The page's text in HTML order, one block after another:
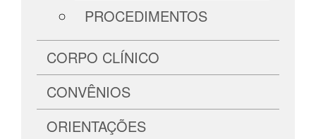
PROCEDIMENTOS
CORPO CLÍNICO
CONVÊNIOS
ORIENTAÇÕES